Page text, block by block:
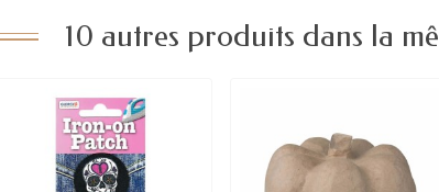
10 autres produits dans la